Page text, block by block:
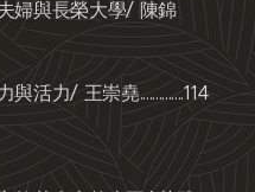
婦與長榮大學/ 陳錦
活力/ 王崇堯..............114